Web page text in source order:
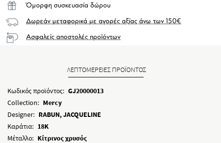
Όμορφη συσκευασία δώρου
Δωρεάν μεταφορικά με αγορές αξίας άνω των 150€
Ασφαλείς αποστολές προϊόντων
ΛΕΠΤΟΜΕΡΕΙΕΣ ΠΡΟΪΟΝΤΟΣ
Κωδικός προϊόντος: GJ20000013
Collection: Mercy
Designer: RABUN, JACQUELINE
Καράτια: 18K
Μέταλλο: Κίτρινος χρυσός